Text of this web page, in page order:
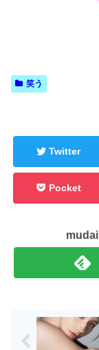
笑う
Twitter
Pocket